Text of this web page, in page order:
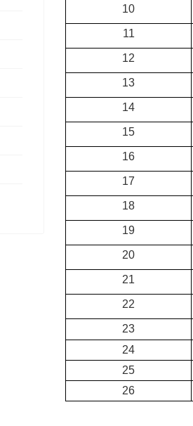
10
11
12
13
14
15
16
17
18
19
20
21
22
23
24
25
26